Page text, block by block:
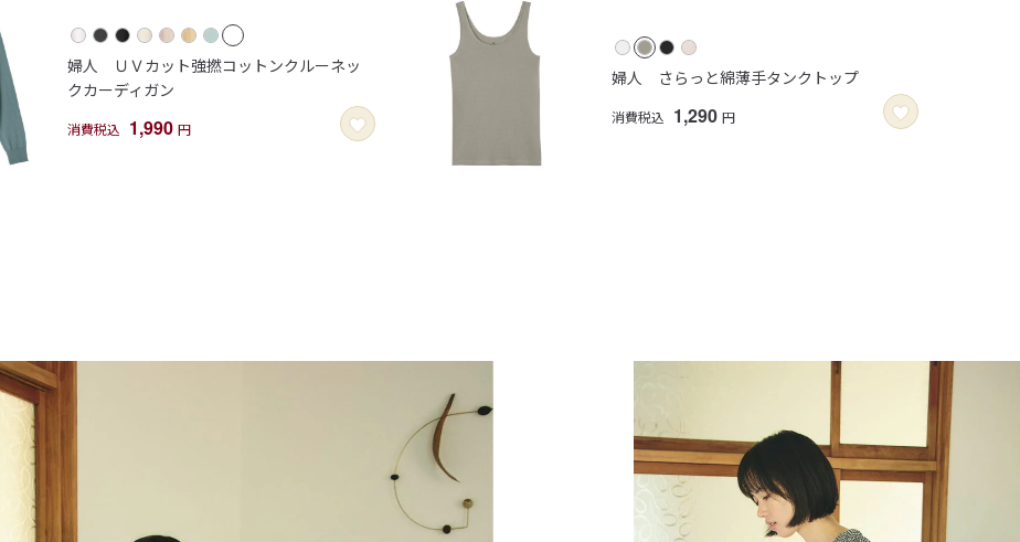
婦人 ＵＶカット強撚コットンクルーネッ
クカーディガン
消費税込 1,990 円
婦人 さらっと綿薄手タンクトップ
消費税込 1,290 円